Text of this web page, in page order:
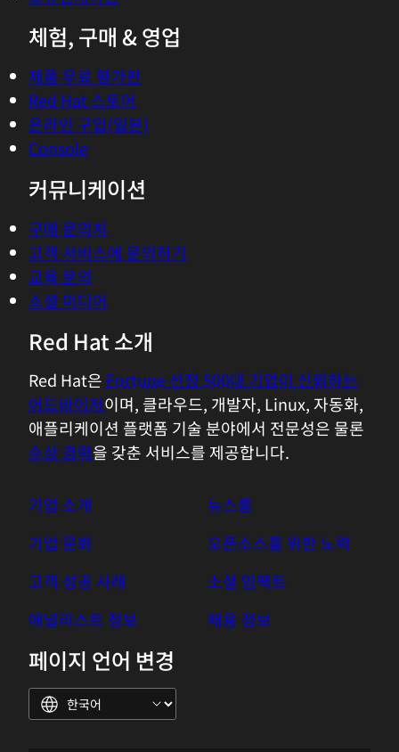
체험, 구매 & 영업
제품 무료 평가판
Red Hat 스토어
온라인 구입(일본)
Console
커뮤니케이션
구매 문의처
고객 서비스에 문의하기
교육 문의
소셜 미디어
Red Hat 소개
Red Hat은 Fortune 선정 500대 기업이 신뢰하는
어드바이저이며, 클라우드, 개발자, Linux, 자동화,
애플리케이션 플랫폼 기술 분야에서 전문성은 물론
수상 경력을 갖춘 서비스를 제공합니다.
기업 소개
기업 문화
고객 성공 사례
애널리스트 정보
뉴스룸
오픈소스를 위한 노력
소셜 임팩트
채용 정보
페이지 언어 변경